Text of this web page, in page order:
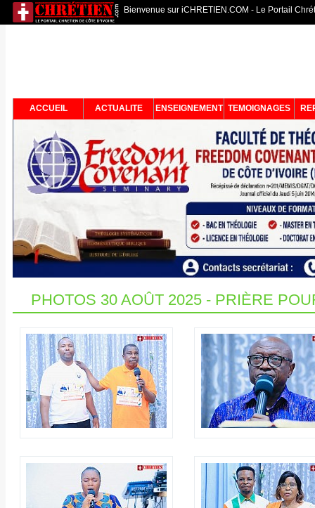
Bienvenue sur iCHRETIEN.COM - Le Portail
ACCUEIL ACTUALITE ENSEIGNEMENT TEMOIGNAGES
PHOTOS 30 AOÛT 2025 - PRIÈRE